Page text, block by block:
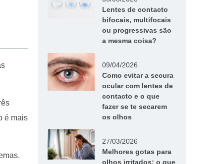
é mais
Lentes de contacto
bifocais, multifocais
ou progressivas são
a mesma coisa?
09/04/2026
Como evitar a secura
ocular com lentes de
contacto e o que
fazer se te secarem
os olhos
27/03/2026
Melhores gotas para
olhos irritados: o que